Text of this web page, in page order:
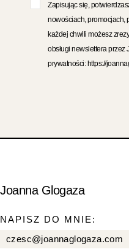
Zapisując się,
nowościach, promocjach,
każdej chwili możesz
obsługi newslettera
prywatności: https://
Joanna Glogaza
NAPISZ DO MNIE:
czesc@joannaglogaza.com